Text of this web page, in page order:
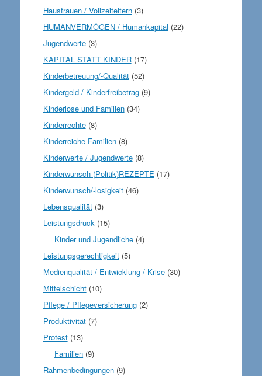
Hausfrauen / Vollzeiteltern(3)
HUMANVERMÖGEN / Humankapital (22)
Jugendwerte(3)
KAPITAL STATT KINDER(17)
Kinderbetreuung/-Qualität(52)
Kindergeld / Kinderfreibetrag(9)
Kinderlose und Familien(34)
Kinderrechte(8)
Kinderreiche Familien(8)
Kinderwerte / Jugendwerte(8)
Kinderwunsch-(Politik)REZEPTE (17)
Kinderwunsch/-losigkeit(46)
Lebensqualität(3)
Leistungsdruck (15)
Kinder und Jugendliche (4)
Leistungsgerechtigkeit(5)
Medienqualität / Entwicklung / Krise(30)
Mittelschicht(10)
Pflege / Pflegeversicherung(2)
Produktivität(7)
Protest(13)
Familien (9)
Rahmenbedingungen(9)